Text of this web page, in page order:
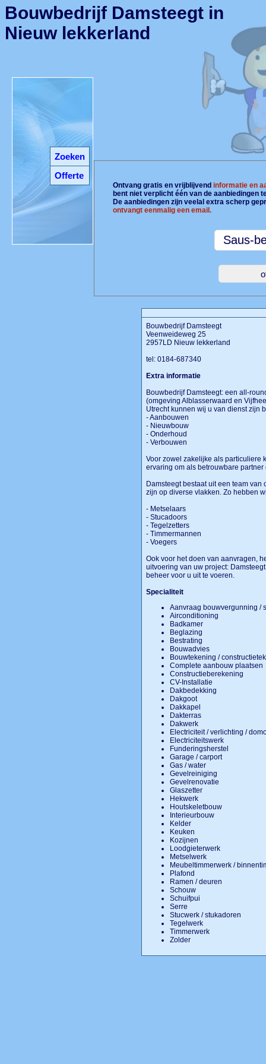
Zoeken
Offerte
Bouwbedrijf Damsteegt in
Nieuw lekkerland
Ontvang gratis en vrijblijvendinformatie en
bent niet verplicht één van de aanbiedingen
De aanbiedingen zijn veelal extra scherp
ontvangt eenmalig een email.
Bouwbedrijf Damsteegt
Veenweideweg 25
2957LD Nieuw lekkerland
tel: 0184-687340
Extra informatie
Bouwbedrijf Damsteegt: een all-
(omgeving Alblasserwaard en
Utrecht kunnen wij u van dienst
- Aanbouwen
- Nieuwbouw
- Onderhoud
- Verbouwen
Voor zowel zakelijke als particuliere
ervaring om als betrouwbare
Damsteegt bestaat uit een team
zijn op diverse vlakken. Zo hebben
- Metselaars
- Stucadoors
- Tegelzetters
- Timmermannen
- Voegers
Ook voor het doen van aanvragen,
uitvoering van uw project:
beheer voor u uit te voeren.
Specialiteit
Aanvraag bouwvergunning
Airconditioning
Badkamer
Beglazing
Bestrating
Bouwadvies
Bouwtekening /
Complete aanbouw
Constructieberekening
CV-Installatie
Dakbedekking
Dakgoot
Dakkapel
Dakterras
Dakwerk
Electriciteit / verlichting /
Electriciteitswerk
Funderingsherstel
Garage / carport
Gas / water
Gevelreiniging
Gevelrenovatie
Glaszetter
Hekwerk
Houtskeletbouw
Interieurbouw
Kelder
Keuken
Kozijnen
Loodgieterwerk
Metselwerk
Meubeltimmerwerk /
Plafond
Ramen / deuren
Schouw
Schuifpui
Serre
Stucwerk / stukadoren
Tegelwerk
Timmerwerk
Zolder